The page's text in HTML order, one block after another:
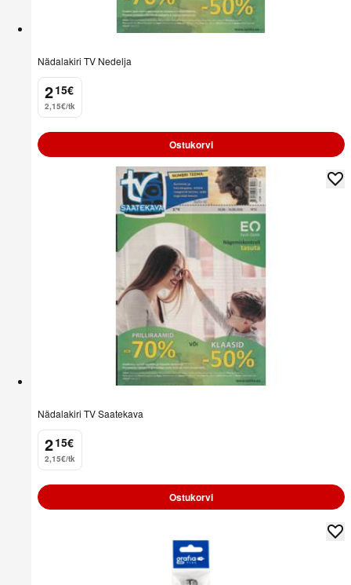
Nädalakiri TV Nedelja
2
. 15€
2,15€/tk
Ostukorvi
Nädalakiri TV Saatekava
2
. 15€
2,15€/tk
Ostukorvi